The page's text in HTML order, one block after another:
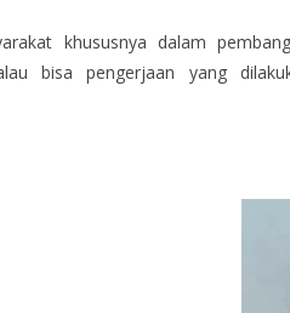
khususnya dalam
bisa pengerjaan yang